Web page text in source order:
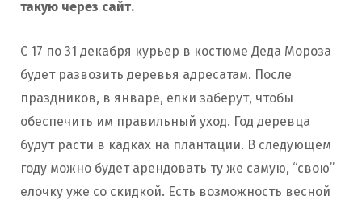
такую через сайт.
С 17 по 31 декабря курьер в костюме Деда Мороза
будет развозить деревья адресатам. После
праздников, в январе, елки заберут, чтобы
обеспечить им правильный уход. Год деревца
будут расти в кадках на плантации. В следующем
году можно будет арендовать ту же самую, “свою”
елочку уже со скидкой. Есть возможность весной